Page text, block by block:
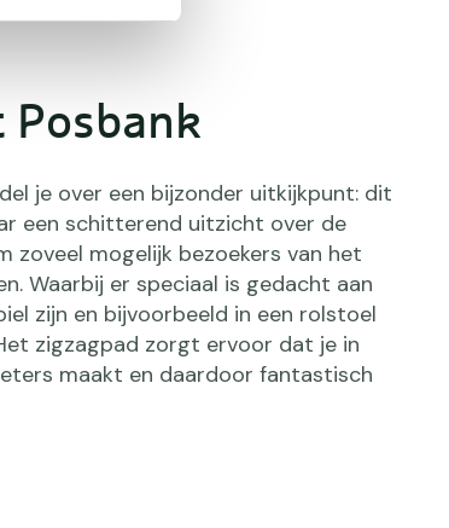
je over een bijzonder uitkijkpunt: dit
een schitterend uitzicht over de
zoveel mogelijk bezoekers van het
Waarbij er speciaal is gedacht aan
zijn en bijvoorbeeld in een rolstoel
zigzagpad zorgt ervoor dat je in
maakt en daardoor fantastisch